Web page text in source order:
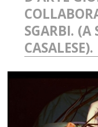
SGARBI. (A
CASALESE).